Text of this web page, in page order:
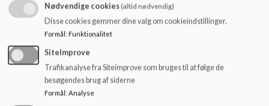
Avisen hedder ”SKRIG OG SKRÅL”
Læs den sidste nye avis på AULA
Bødkergården
Nødvendige cookies(altid nødvendig)
Disse cookies gemmer dine valg om cookieindstillinger.
Formål: Funktionalitet
SiteImprove
Trafikanalyse fra Siteimprove som bruges til at følge de
besøgendes brug af siderne
Formål: Analyse